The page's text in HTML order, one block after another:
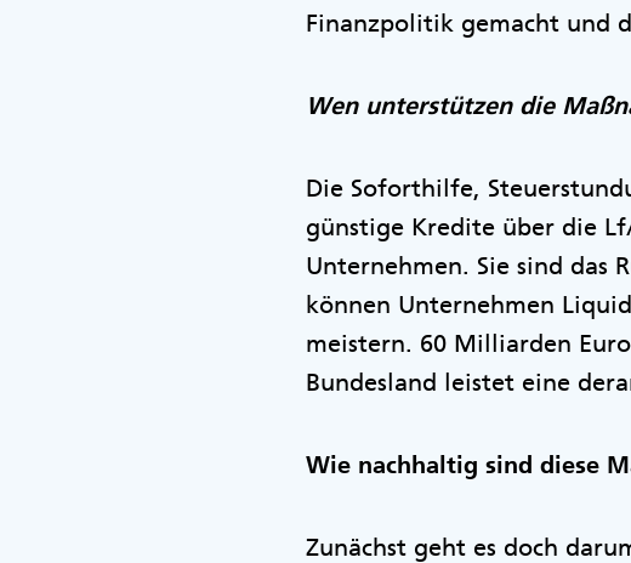
Finanzpolitik gemacht und
Wen unterstützen die
Die Soforthilfe,
günstige Kredite über die
Unternehmen. Sie sind das
können Unternehmen
meistern. 60 Milliarden
Bundesland leistet eine
Wie nachhaltig sind diese
Zunächst geht es doch